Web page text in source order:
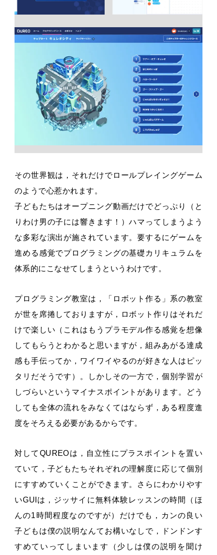
その世界観は，それだけでロールプレイングゲーム
のようで心惹かれます。
子どもたちはオープニング動画だけでどっぷり（と
りわけ男の子には響きます！）ハマってしまうよう
な多彩な演出が施されています。要するにゲームを
進める感覚でプログラミングの基礎カリキュラムを
体系的にこなせてしまうというわけです。
プログラミング教室は，「ロボット作る」系の教室
が世を席捲しておりますが，ロボット作りはそれだ
けで楽しい（これはもうプラモデル作る感覚を想像
してもらうとわかると思いますが，組みあがる達成
感も手伝ってか，ワイワイやるのが好きな人はピッ
タリだそうです）。しかしその一方で，個別学習が
しづらいというマイナスポイントがあります。どう
しても全体の流れをみなくてはならず，ある程度進
度をそろえる必要があるからです。
対してQUREOは，自立性にプラスポイントを置い
ていて，子どもたちそれぞれの理解度に応じて個別
にすすめていくことができます。さらにわかりやす
いGUIは，ジッサイに無料体験レッスンの時間（ほ
んの1時間程度なのですが）だけでも，カンの良い
子どもは僕の説明なんてお構いなしで，ドンドンす
すめていってしまいます（少しは僕の説明を聞け